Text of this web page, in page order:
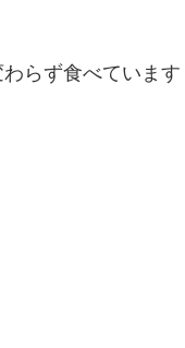
らず食べています